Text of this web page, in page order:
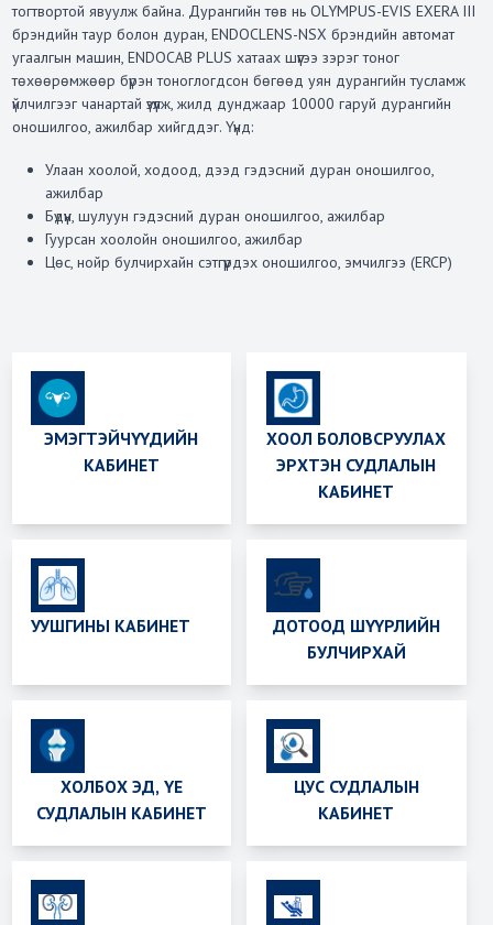
тогтвортой явуулж байна. Дурангийн төв нь OLYMPUS-EVIS EXERA III
брэндийн таур болон дуран, ENDOCLENS-NSX брэндийн автомат
угаалгын машин, ENDOCAB PLUS хатаах шүүгээ зэрэг тоног
төхөөрөмжөөр бүрэн тоноглогдсон бөгөөд уян дурангийн тусламж
үйлчилгээг чанартай үзүүлж, жилд дунджаар 10000 гаруй дурангийн
оношилгоо, ажилбар хийгддэг. Үүнд:
Улаан хоолой, ходоод, дээд гэдэсний дуран оношилгоо,
ажилбар
Бүдүүн, шулуун гэдэсний дуран оношилгоо, ажилбар
Гуурсан хоолойн оношилгоо, ажилбар
Цөс, нойр булчирхайн сэтгүүрдэх оношилгоо, эмчилгээ (ERCP)
ЭМЭГТЭЙЧҮҮДИЙН
КАБИНЕТ
ХООЛ БОЛОВСРУУЛАХ
ЭРХТЭН СУДЛАЛЫН
КАБИНЕТ
УУШГИНЫ КАБИНЕТ
ДОТООД ШҮҮРЛИЙН
БУЛЧИРХАЙ
ХОЛБОХ ЭД, ҮЕ
СУДЛАЛЫН КАБИНЕТ
ЦУС СУДЛАЛЫН
КАБИНЕТ